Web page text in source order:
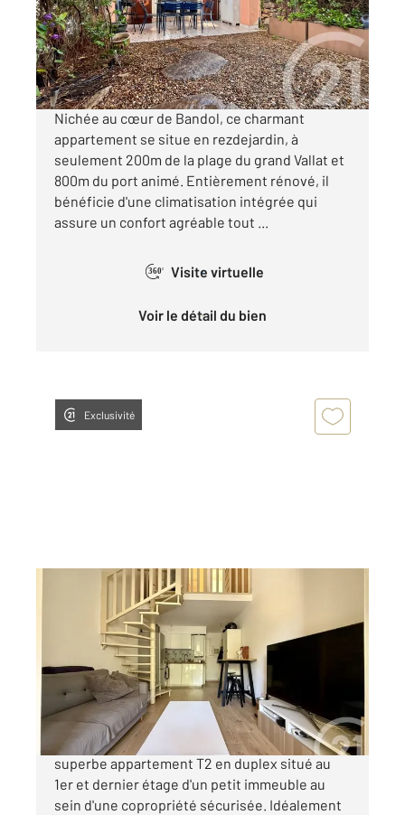
Appartement F1 à vendre
186 000 €
Visiter le site dédié
Nichée au cœur de Bandol, ce charmant
appartement se situe en rezdejardin, à
seulement 200m de la plage du grand Vallat et
800m du port animé. Entièrement rénové, il
bénéficie d'une climatisation intégrée qui
assure un confort agréable tout ...
360° Visite virtuelle
Voir le détail du bien
Exclusivité
, 2 pièces
Ref : 1620
Appartement Duplex à vendre
189 500 €
À Bandol, sur la Côte d'Azur, découvrez ce
superbe appartement T2 en duplex situé au
1er et dernier étage d'un petit immeuble au
sein d'une copropriété sécurisée. Idéalement